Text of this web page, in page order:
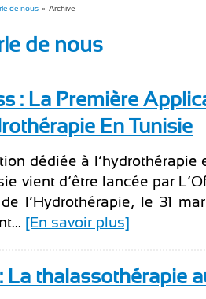
de nous » Archive
de nous
: La Première
En Tunisie
dédiée à l’hydrothérapie
vient d’être lancée par
l’Hydrothérapie, le 31
[En savoir plus]
La thalassothérapie